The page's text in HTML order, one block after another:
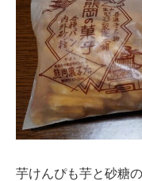
芋けんぴも芋と砂糖